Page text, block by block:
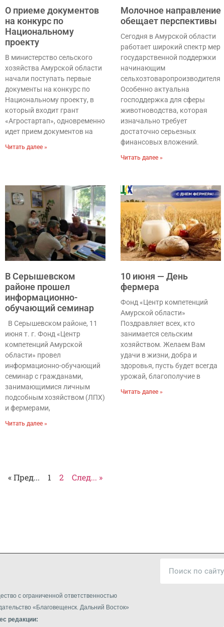
О приеме документов
на конкурс по
Национальному
проекту
В министерство сельского
хозяйства Амурской области
начали поступать первые
документы на конкурс по
Национальному проекту, в
который входит грант
«Агростартап», одновременно
идет прием документов на
Читать далее »
Молочное направление
обещает перспективы
Сегодня в Амурской области
работает широкий спектр мер
государственной поддержки
начинающим
сельхозтоваропроизводителям.
Особенно актуальна
господдержка для сферы
животноводства, которая
изначально требует
достаточно серьезных
финансовых вложений.
Читать далее »
В Серышевском
районе прошел
информационно-
обучающий семинар
В Серышевском районе, 11
июня т. г. Фонд «Центр
компетенций Амурской
области» провел
информационно-обучающий
семинар с гражданами,
занимающимися личным
подсобным хозяйством (ЛПХ)
и фермерами,
Читать далее »
10 июня — День
фермера
Фонд «Центр компетенций
Амурской области»
Поздравляет всех, кто
занимается сельским
хозяйством. Желаем Вам
удачи в жизни, добра и
здоровья, пусть будет всегда
урожай, благополучие в
Читать далее »
« Пред... 1 2 След... »
с ограниченной ответственностью
«Благовещенск. Дальний Восток»
редакции: